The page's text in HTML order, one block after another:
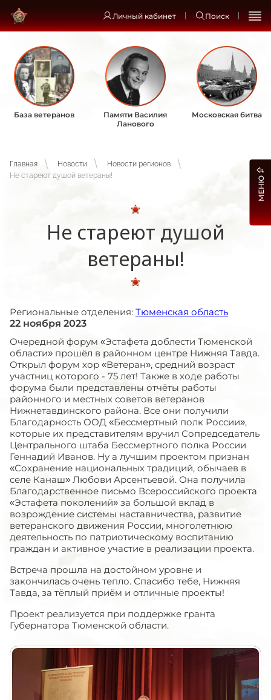
Личный кабинет Поиск
База ветеранов
Памяти Василия
Ланового
Московская битва
Главная Новости
Новости регионов
Не стареют душой ветераны!
Не стареют душой
ветераны!
Региональные отделения: Тюменская область
22 ноября 2023
Очередной форум «Эстафета доблести Тюменской
области» прошёл в районном центре Нижняя Тавда.
Открыл форум хор «Ветеран», средний возраст
участниц которого - 75 лет! Также в ходе работы
форума были представлены отчёты работы
районного и местных советов ветеранов
Нижнетавдинского района. Все они получили
Благодарность ООД «Бессмертный полк России»,
которые их представителям вручил Сопредседатель
Центрального штаба Бессмертного полка России
Геннадий Иванов. Ну а лучшим проектом признан
«Сохранение национальных традиций, обычаев в
селе Канаш» Любови Арсентьевой. Она получила
Благодарственное письмо Всероссийского проекта
«Эстафета поколений» за большой вклад в
возрождение системы наставничества, развитие
ветеранского движения России, многолетнюю
деятельность по патриотическому воспитанию
граждан и активное участие в реализации проекта.
Встреча прошла на достойном уровне и
закончилась очень тепло. Спасибо тебе, Нижняя
Тавда, за тёплый приём и отличные проекты!
Проект реализуется при поддержке гранта
Губернатора Тюменской области.
МЕНЮ